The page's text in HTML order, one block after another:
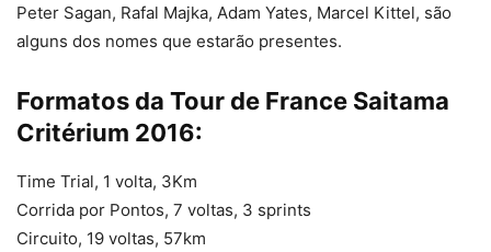
Peter Sagan, Rafal Majka, Adam Yates, Marcel Kittel, são
alguns dos nomes que estarão presentes.
Formatos da Tour de France Saitama
Critérium 2016:
Time Trial, 1 volta, 3Km
Corrida por Pontos, 7 voltas, 3 sprints
Circuito, 19 voltas, 57km